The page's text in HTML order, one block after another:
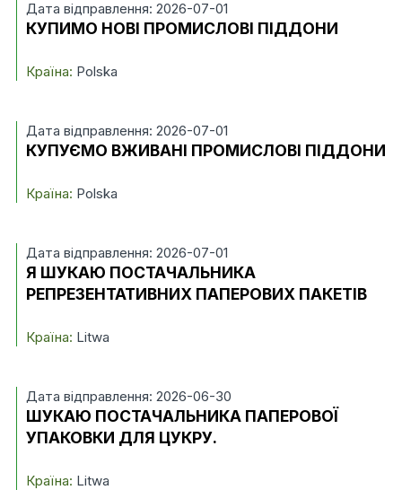
Дата відправлення: 2026-07-01
КУПИМО НОВІ ПРОМИСЛОВІ ПІДДОНИ
Країна: Polska
Дата відправлення: 2026-07-01
КУПУЄМО ВЖИВАНІ ПРОМИСЛОВІ ПІДДОНИ
Країна: Polska
Дата відправлення: 2026-07-01
Я ШУКАЮ ПОСТАЧАЛЬНИКА
РЕПРЕЗЕНТАТИВНИХ ПАПЕРОВИХ ПАКЕТІВ
Країна: Litwa
Дата відправлення: 2026-06-30
ШУКАЮ ПОСТАЧАЛЬНИКА ПАПЕРОВОЇ
УПАКОВКИ ДЛЯ ЦУКРУ.
Країна: Litwa